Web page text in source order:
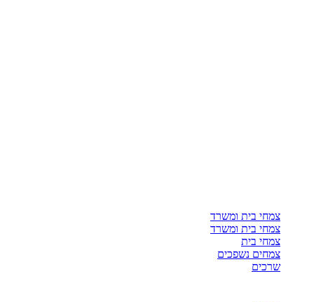
צמחי בית ומשרד
צמחי בית ומשרד
צמחי בית
צמחים נשפכים
שרכים